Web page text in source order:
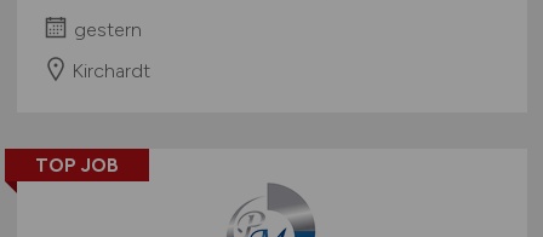
gestern
Kirchardt
TOP JOB